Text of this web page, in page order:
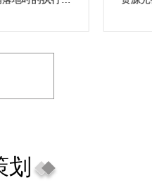
匹配。
场开